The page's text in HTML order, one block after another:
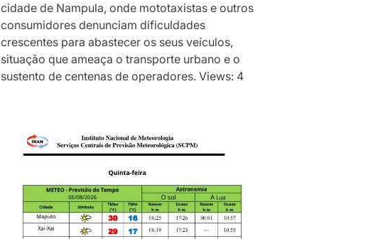
cidade de Nampula, onde mototaxistas e outros
consumidores denunciam dificuldades
crescentes para abastecer os seus veículos,
situação que ameaça o transporte urbano e o
sustento de centenas de operadores. Views: 4